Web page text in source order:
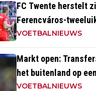
FC Twente herstelt
Ferencváros-
gehakt van
VOETBALNIEUWS
Markt open:
het buitenland op
VOETBALNIEUWS